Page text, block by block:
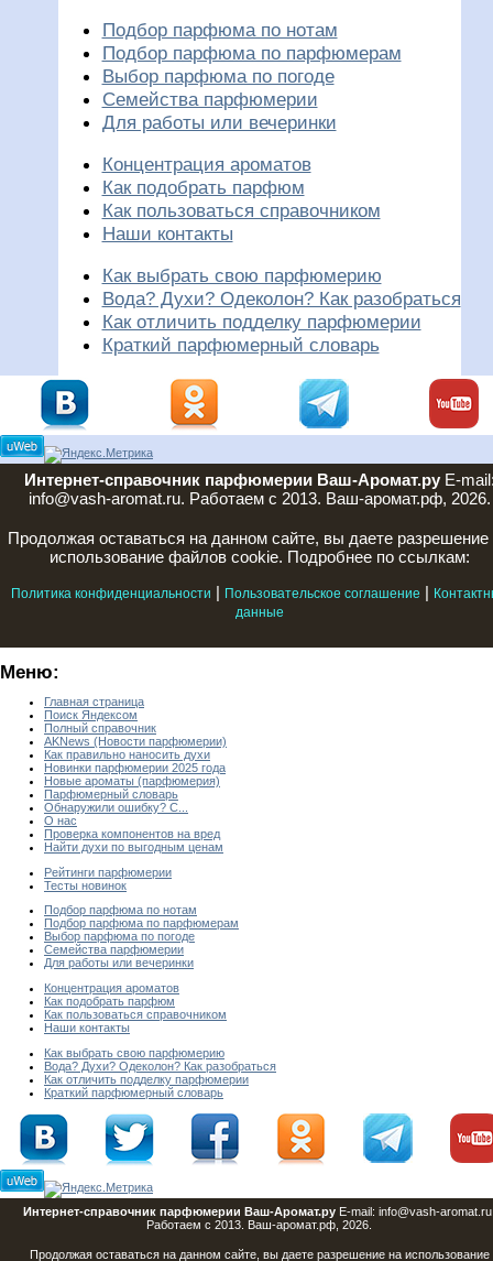
Подбор парфюма по нотам
Подбор парфюма по парфюмерам
Выбор парфюма по погоде
Семейства парфюмерии
Для работы или вечеринки
Концентрация ароматов
Как подобрать парфюм
Как пользоваться справочником
Наши контакты
Как выбрать свою парфюмерию
Вода? Духи? Одеколон? Как разобраться
Как отличить подделку парфюмерии
Краткий парфюмерный словарь
Интернет-справочник парфюмерии Ваш-Аромат.руE-
info@vash-aromat.ru. Работаем с 2013. Ваш-аромат.рф, 2026.
Продолжая оставаться на данном сайте, вы даете разрешение
использование файлов cookie. Подробнее по ссылкам:
Политика конфиденциальности | Пользовательское соглашение |
данные
Меню:
Главная страница
Поиск Яндексом
Полный справочник
AKNews (Новости парфюмерии)
Как правильно наносить духи
Новинки парфюмерии 2025 года
Новые ароматы (парфюмерия)
Парфюмерный словарь
Обнаружили ошибку? С...
О нас
Проверка компонентов на вред
Найти духи по выгодным ценам
Рейтинги парфюмерии
Тесты новинок
Подбор парфюма по нотам
Подбор парфюма по парфюмерам
Выбор парфюма по погоде
Семейства парфюмерии
Для работы или вечеринки
Концентрация ароматов
Как подобрать парфюм
Как пользоваться справочником
Наши контакты
Как выбрать свою парфюмерию
Вода? Духи? Одеколон? Как разобраться
Как отличить подделку парфюмерии
Краткий парфюмерный словарь
Интернет-справочник парфюмерии Ваш-Аромат.ру E-mail: info@vash-
Работаем с 2013. Ваш-аромат.рф, 2026.
Продолжая оставаться на данном сайте, вы даете разрешение на использование